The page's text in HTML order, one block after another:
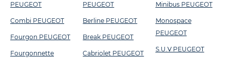
PEUGEOT
Combi PEUGEOT
Fourgon PEUGEOT
Fourgonnette
PEUGEOT
Berline PEUGEOT
Break PEUGEOT
Cabriolet PEUGEOT
Minibus PEUGEOT
Monospace
PEUGEOT
S.U.V PEUGEOT